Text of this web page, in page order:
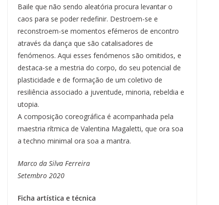
Baile que não sendo aleatória procura levantar o
caos para se poder redefinir. Destroem-se e
reconstroem-se momentos efémeros de encontro
através da dança que são catalisadores de
fenómenos. Aqui esses fenómenos são omitidos, e
destaca-se a mestria do corpo, do seu potencial de
plasticidade e de formação de um coletivo de
resiliência associado a juventude, minoria, rebeldia e
utopia.
A composição coreográfica é acompanhada pela
maestria rítmica de Valentina Magaletti, que ora soa
a techno minimal ora soa a mantra.
Marco da Silva Ferreira
Setembro 2020
Ficha artística e técnica